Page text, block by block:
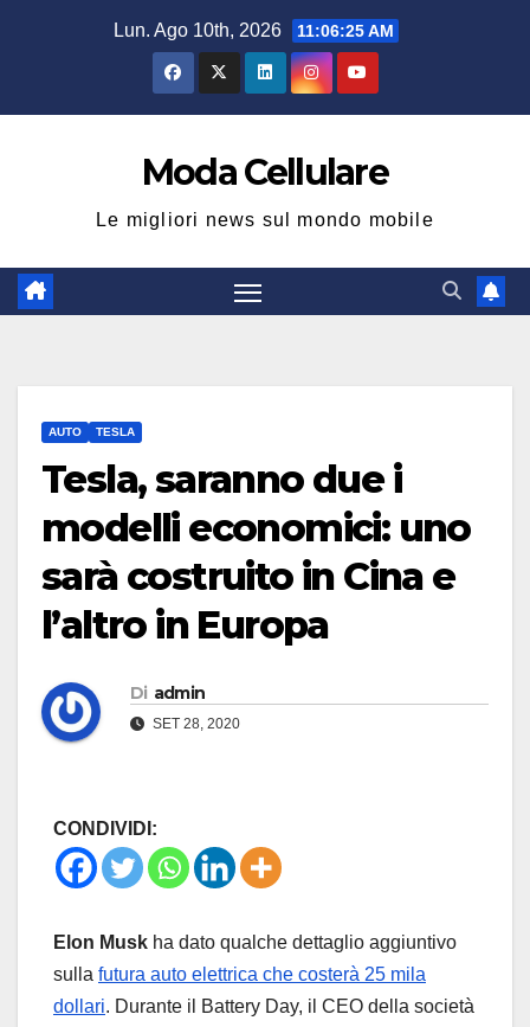
Lun. Ago 10th, 2026 11:06:26 AM
Moda Cellulare
Le migliori news sul mondo mobile
AUTO TESLA
Tesla, saranno due i
modelli economici: uno
sarà costruito in Cina e
l’altro in Europa
Di admin
SET 28, 2020
CONDIVIDI:
Elon Musk ha dato qualche dettaglio aggiuntivo
sulla futura auto elettrica che costerà 25 mila
dollari. Durante il Battery Day, il CEO della società